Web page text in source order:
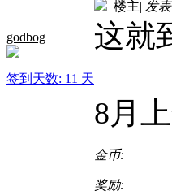
godbog
签到天数: 11 天
楼主| 发
这就
8月
金币:
奖励: